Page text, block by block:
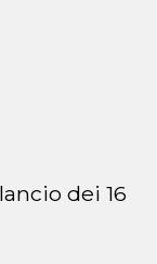
dei 16